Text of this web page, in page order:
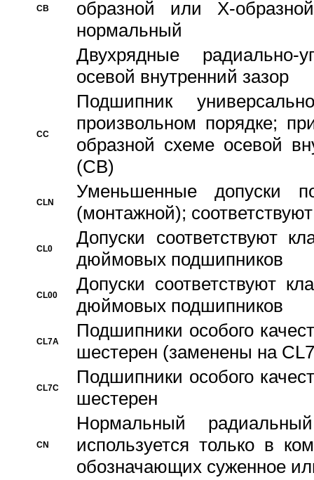
CB
образной или Х-
нормальный
Двухрядные радиально-
осевой внутренний зазор
CC
Подшипник
произвольном порядке;
образной схеме осевой
(CB)
CLN
Уменьшенные
(монтажной);
CL0
Допуски соответствуют
дюймовых подшипников
CL00
Допуски соответствуют
дюймовых подшипников
CL7A
Подшипники особого
шестерен (заменены на
CL7C
Подшипники особого
шестерен
CN
Hормальный
используется только в
обозначающих суженное